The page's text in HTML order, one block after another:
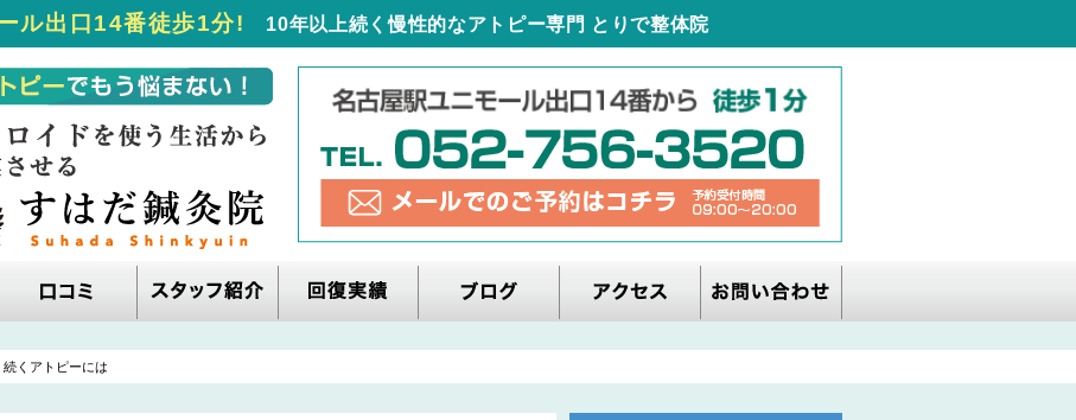
ル出口14番徒歩1分! 10年以上続く慢性的なアトピー専門 とりで整体院
続くアトピーには